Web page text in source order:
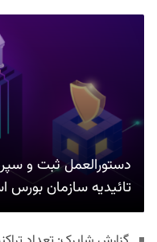
دستورالعمل ثبت و
تائیدیه سازمان بورس